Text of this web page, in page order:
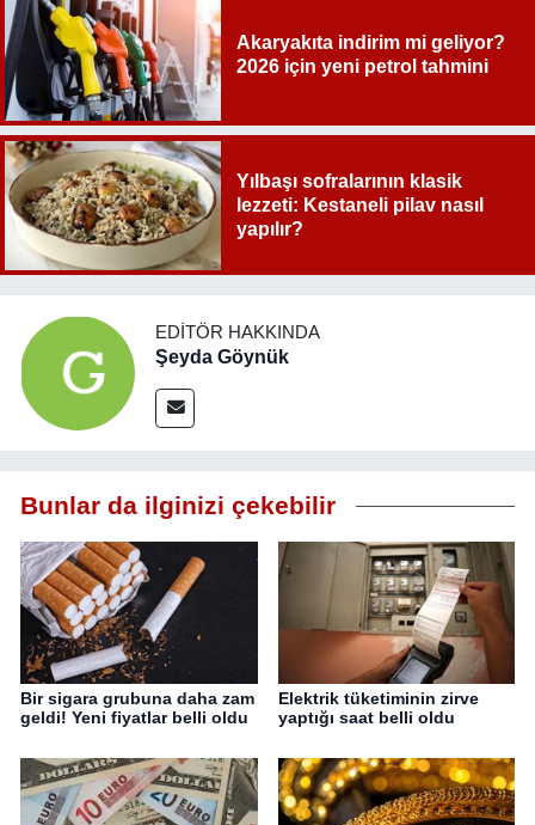
Akaryakıta indirim mi geliyor?
2026 için yeni petrol tahmini
Yılbaşı sofralarının klasik
lezzeti: Kestaneli pilav nasıl
yapılır?
EDITÖR HAKKINDA
Şeyda Göynük
Bunlar da ilginizi çekebilir
Bir sigara grubuna daha zam
geldi! Yeni fiyatlar belli oldu
Elektrik tüketiminin zirve
yaptığı saat belli oldu